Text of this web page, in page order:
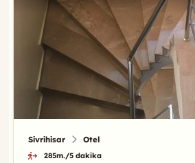
Sivrihisar Otel
285m./5 dakika